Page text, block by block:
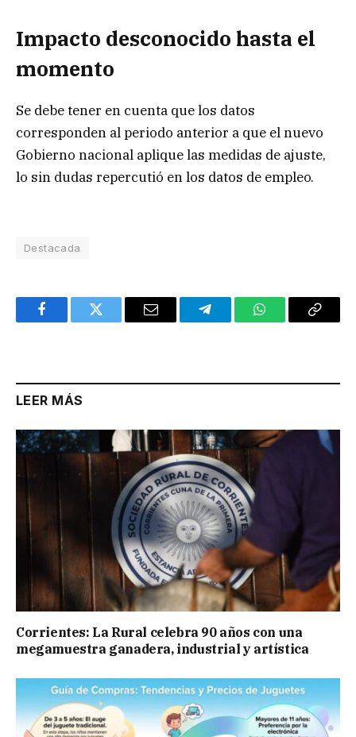
Impacto desconocido hasta el
momento
Se debe tener en cuenta que los datos
corresponden al periodo anterior a que el nuevo
Gobierno nacional aplique las medidas de ajuste,
lo sin dudas repercutió en los datos de empleo.
Destacada
FacebookTwitter Email TelegramWhatsAppCopy
LEER MÁS
Corrientes: La Rural celebra 90 años con una
megamuestra ganadera, industrial y artística